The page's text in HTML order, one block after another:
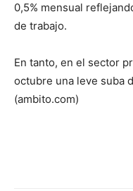
0,5% mensual
de trabajo.
En tanto, en el sector
octubre una leve suba
(ambito.com)